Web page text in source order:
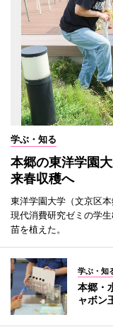
学ぶ・知る
本郷の東洋学園
来春収穫へ
東洋学園大学（文京区
現代消費研究ゼミの学
苗を植えた。
学ぶ・知
本郷・
ャボン